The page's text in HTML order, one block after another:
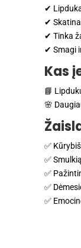
✔
✔
✔ Tinka
✔ Smagi
Kas
📘
🌸
✅
✅
✅
✅
✅